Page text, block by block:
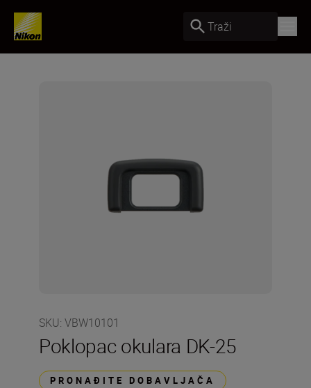
Traži
SKU: VBW10101
Poklopac okulara DK-25
PRONAĐITE DOBAVLJAČA